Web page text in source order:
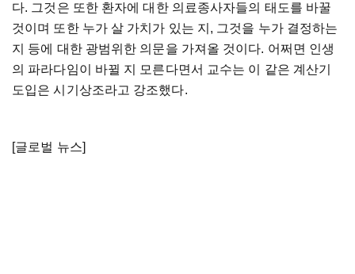
다. 그것은 또한 환자에 대한 의료종사자들의 태도를 바꿀
것이며 또한 누가 살 가치가 있는 지, 그것을 누가 결정하는
지 등에 대한 광범위한 의문을 가져올 것이다. 어쩌면 인생
의 파라다임이 바뀔 지 모른다면서 교수는 이 같은 계산기
도입은 시기상조라고 강조했다.
[글로벌 뉴스]